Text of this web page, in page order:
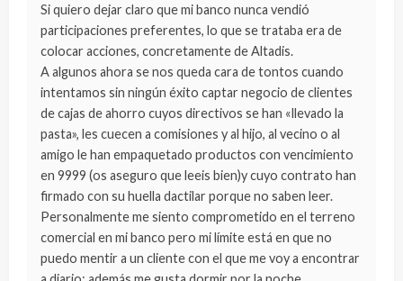
Si quiero dejar claro que mi banco nunca vendió
participaciones preferentes, lo que se trataba era de
colocar acciones, concretamente de Altadis.
A algunos ahora se nos queda cara de tontos cuando
intentamos sin ningún éxito captar negocio de clientes
de cajas de ahorro cuyos directivos se han «llevado la
pasta», les cuecen a comisiones y al hijo, al vecino o al
amigo le han empaquetado productos con vencimiento
en 9999 (os aseguro que leeis bien)y cuyo contrato han
firmado con su huella dactilar porque no saben leer.
Personalmente me siento comprometido en el terreno
comercial en mi banco pero mi límite está en que no
puedo mentir a un cliente con el que me voy a encontrar